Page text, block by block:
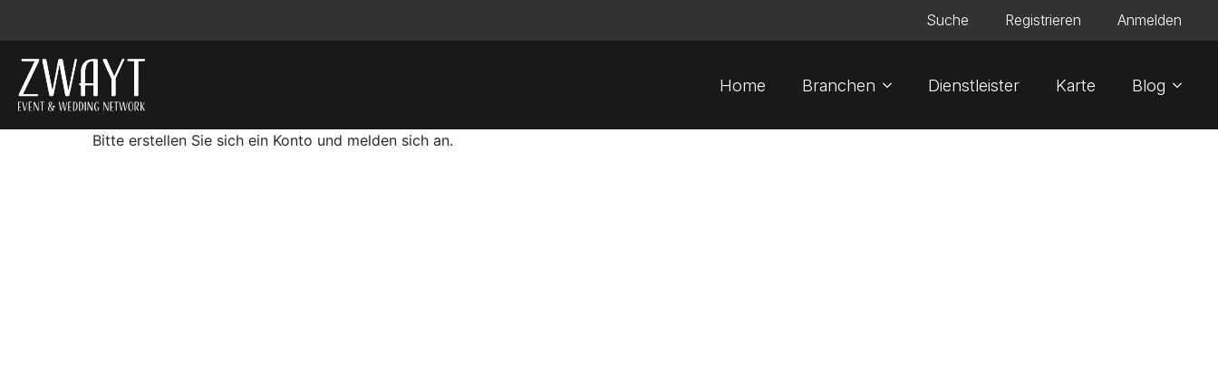
Suche Registrieren Anmelden
Home Branchen Dienstleister Karte Blog
Bitte erstellen Sie sich ein Konto und melden sich an.